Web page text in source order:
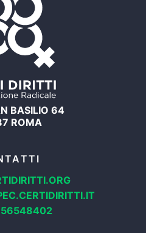
BASILIO 64
ROMA